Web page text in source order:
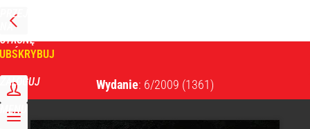
PRZEJDŹ
NA
STRONĘ
GŁÓWNĄ
ZALOGUJ
MENU
Wydanie: 6/2009 (1361)